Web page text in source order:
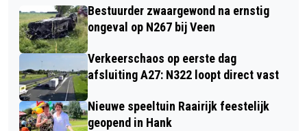
Bestuurder zwaargewond na ernstig
ongeval op N267 bij Veen
Verkeerschaos op eerste dag
afsluiting A27: N322 loopt direct vast
Nieuwe speeltuin Raairijk feestelijk
geopend in Hank